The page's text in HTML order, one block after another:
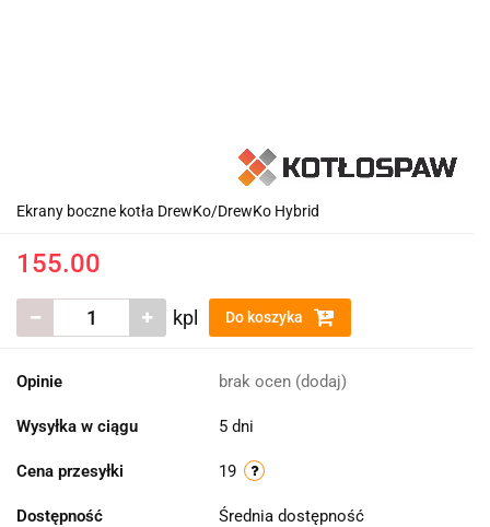
Ekrany boczne kotła DrewKo/DrewKo Hybrid
155.00
kpl Do koszyka
Opinie brak ocen (dodaj)
Wysyłka w ciągu 5 dni
Cena przesyłki 19
Dostępność Średnia dostępność